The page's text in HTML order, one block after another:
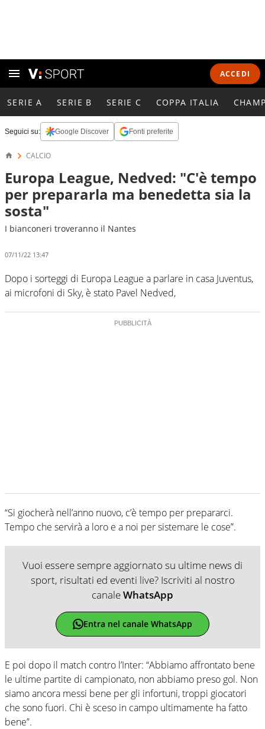
ACCEDI
SERIE A SERIE B SERIE C COPPA ITALIA
Seguici su: Google Discover Fonti preferite
CALCIO
Europa League, Nedved: "C'è tempo
per prepararla ma benedetta sia la
sosta"
I bianconeri troveranno il Nantes
07/11/22 13:47
Dopo i sorteggi di Europa League a parlare in casa Juventus,
ai microfoni di Sky, è stato Pavel Nedved,
“Si giocherà nell’anno nuovo, c’è tempo per prepararci.
Tempo che servirà a loro e a noi per sistemare le cose”.
Vuoi essere sempre aggiornato su ultime news di
sport, risultati ed eventi live? Iscriviti al nostro
canaleWhatsApp
Entra nel canale WhatsApp
E poi dopo il match contro l’Inter: “Abbiamo affrontato bene
le ultime partite di campionato, non abbiamo preso gol. Non
siamo ancora messi bene per gli infortuni, troppi giocatori
che sono fuori. Chi è sceso in campo ultimamente ha fatto
bene”.